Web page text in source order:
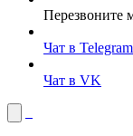
Перезвоните
Чат в Telegram
Чат в VK